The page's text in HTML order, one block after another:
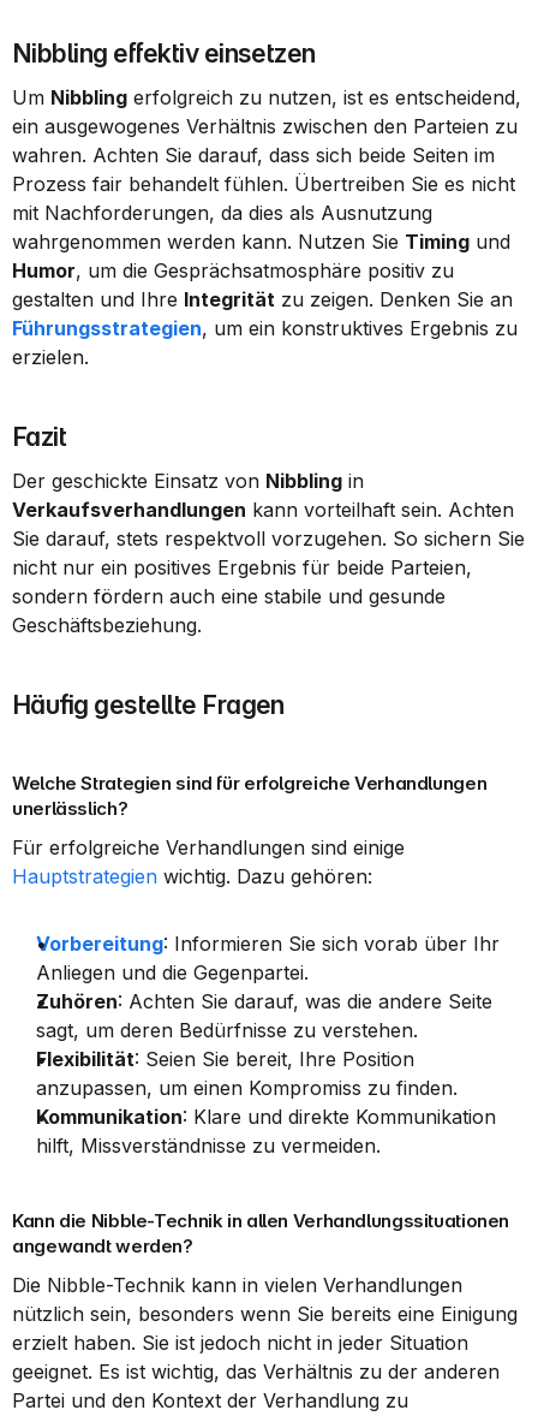
Nibbling effektiv einsetzen
Um Nibbling erfolgreich zu nutzen, ist es entscheidend,
ein ausgewogenes Verhältnis zwischen den Parteien zu
wahren. Achten Sie darauf, dass sich beide Seiten im
Prozess fair behandelt fühlen. Übertreiben Sie es nicht
mit Nachforderungen, da dies als Ausnutzung
wahrgenommen werden kann. Nutzen Sie Timing
Humor, um die Gesprächsatmosphäre positiv zu
gestalten und Ihre Integrität
Führungsstrategien, um ein konstruktives Ergebnis zu
erzielen.
Fazit
Der geschickte Einsatz von Nibbling
Verkaufsverhandlungen kann vorteilhaft sein. Achten
Sie darauf, stets respektvoll vorzugehen. So sichern Sie
nicht nur ein positives Ergebnis für beide Parteien,
sondern fördern auch eine stabile und gesunde
Geschäftsbeziehung.
Häufig gestellte Fragen
Welche Strategien sind für erfolgreiche Verhandlungen
unerlässlich?
Hauptstrategien wichtig. Dazu gehören:
Vorbereitung: Informieren Sie sich vorab über Ihr
Anliegen und die Gegenpartei.
Zuhören: Achten Sie darauf, was die andere Seite
sagt, um deren Bedürfnisse zu verstehen.
Flexibilität: Seien Sie bereit, Ihre Position
anzupassen, um einen Kompromiss zu finden.
Kommunikation: Klare und direkte Kommunikation
hilft, Missverständnisse zu vermeiden.
Kann die Nibble-Technik in allen Verhandlungssituationen
angewandt werden?
Die Nibble-Technik kann in vielen Verhandlungen
nützlich sein, besonders wenn Sie bereits eine Einigung
erzielt haben. Sie ist jedoch nicht in jeder Situation
geeignet. Es ist wichtig, das Verhältnis zu der anderen
Partei und den Kontext der Verhandlung zu